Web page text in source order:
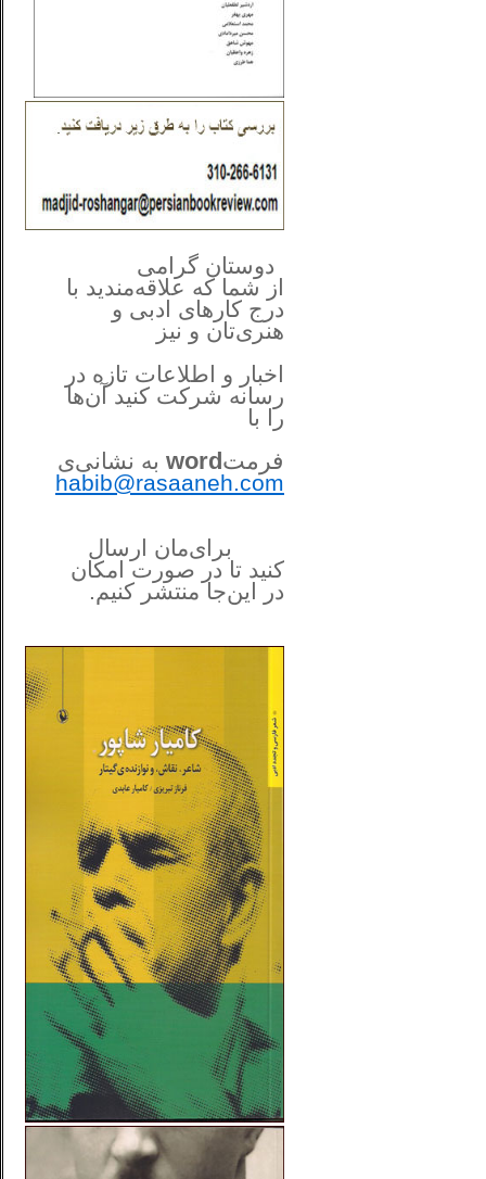
دوستان گرامی
از شما که علاقه‌مندید با
درج کارهای‌ ادبی و
هنری‌تان و نیز
اخبار و اطلاعات تازه در
رسانه شرکت کنید آن‌ها
را با
فرمتword به نشانی‌ی
habib@rasaaneh.com
برای‌مان ارسال
کنید تا در صورت امکان
در این‌جامنتشر کنیم.